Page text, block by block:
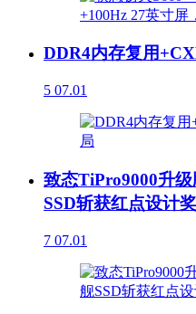
DDR4内存复用
5 07.01
致态TiPro9000升
SSD斩获红点设计奖
7 07.01